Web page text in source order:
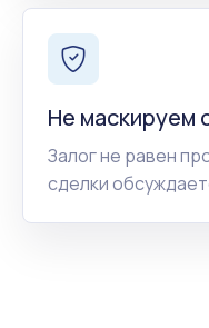
Не маскируем
Залог не равен
сделки